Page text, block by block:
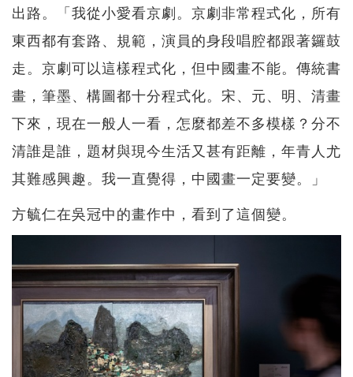
出路。「我從小愛看京劇。京劇非常程式化，所有
東西都有套路、規範，演員的身段唱腔都跟著鑼鼓
走。京劇可以這樣程式化，但中國畫不能。傳統書
畫，筆墨、構圖都十分程式化。宋、元、明、清畫
下來，現在一般人一看，怎麼都差不多模樣？分不
清誰是誰，題材與現今生活又甚有距離，年青人尤
其難感興趣。我一直覺得，中國畫一定要變。」
方毓仁在吳冠中的畫作中，看到了這個變。